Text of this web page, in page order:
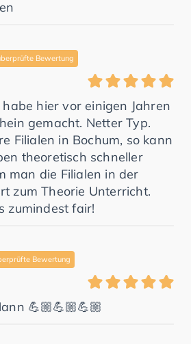
Bewertung
habe hier vor einigen Jahren
gemacht. Netter Typ.
Filialen in Bochum, so kann
theoretisch schneller
man die Filialen in der
zum Theorie Unterricht.
zumindest fair!
Bewertung
💪🏼💪🏼💪🏼